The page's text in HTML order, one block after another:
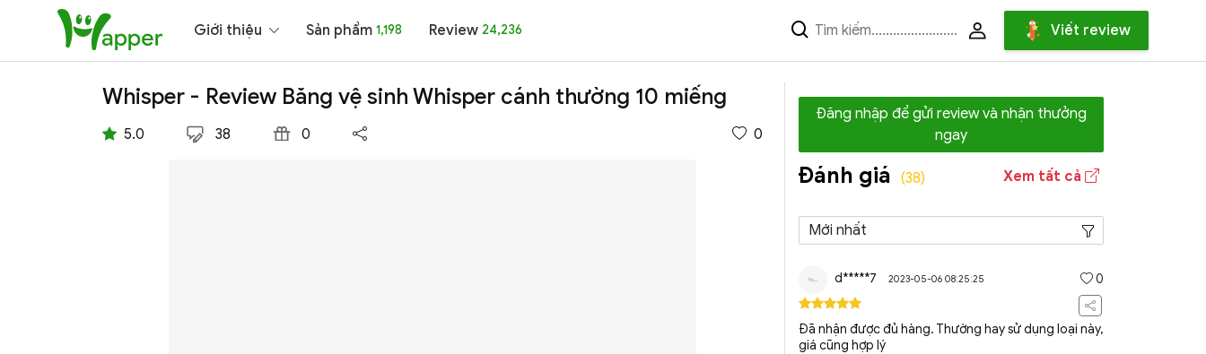
Giới thiệu Sản phẩm 1,198 Review 24,236 Viết review
Whisper - Review Băng vệ sinh Whisper cánh thường 10 miếng
5.0 38 0 0
Đăng nhập để gửi review và nhận thưởng
ngay
Đánh giá (38) Xem tất cả
d*****7 2023-05-06 08:25:25 0
Đã nhận được đủ hàng. Thường hay sử dụng loại này,
giá cũng hợp lý